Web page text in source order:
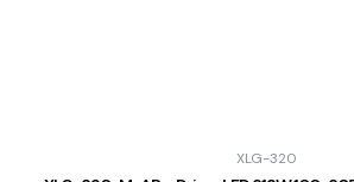
XLG-320